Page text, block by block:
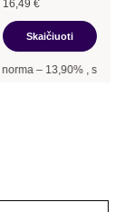
16,49 €
Skaičiuoti
13,90%, sutarties